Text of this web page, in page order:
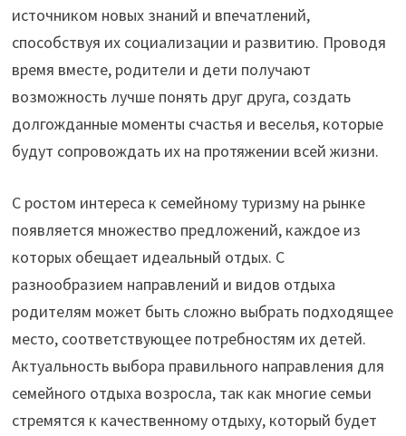
источником новых знаний и впечатлений,
способствуя их социализации и развитию. Проводя
время вместе, родители и дети получают
возможность лучше понять друг друга, создать
долгожданные моменты счастья и веселья, которые
будут сопровождать их на протяжении всей жизни.
С ростом интереса к семейному туризму на рынке
появляется множество предложений, каждое из
которых обещает идеальный отдых. С
разнообразием направлений и видов отдыха
родителям может быть сложно выбрать подходящее
место, соответствующее потребностям их детей.
Актуальность выбора правильного направления для
семейного отдыха возросла, так как многие семьи
стремятся к качественному отдыху, который будет